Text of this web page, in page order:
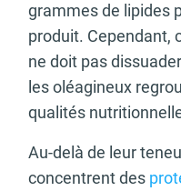
grammes de lipides
produit. Cependant,
ne doit pas
les oléagineux
qualités
Au-delà de leur
concentrent des